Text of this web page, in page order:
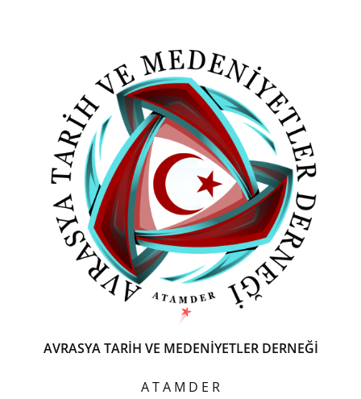
AVRASYA TARİH VE MEDENİYETLER DERNEĞİ
A T A M D E R